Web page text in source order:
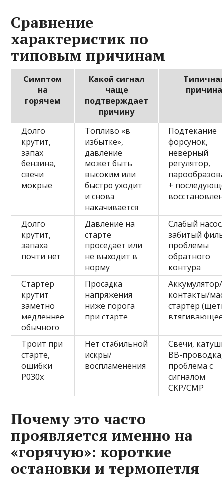
Сравнение
характеристик по
типовым причинам
Симптом
на
горячем
Какой сигнал
чаще
подтверждает
причину
причина
Долго
крутит,
запах
бензина,
свечи
мокрые
Топливо «в
избытке»,
давление
может быть
высоким или
быстро уходит
и снова
накачивается
Подтекание
форсунок,
неверный
регулятор,
+
Долго
крутит,
запаха
почти нет
Давление на
старте
проседает или
не выходит в
норму
Слабый
забитый
проблемы
обратного
контура
Стартер
крутит
заметно
медленнее
обычного
Просадка
напряжения
ниже порога
при старте
Аккумулятор/
контакты/
стартер
Троит при
старте,
ошибки
P030x
Нет стабильной
искры/
воспламенения
Свечи,
ВВ-
проблема с
сигналом
CKP/CMP
Почему это часто
проявляется именно на
«горячую»: короткие
остановки и термопетля